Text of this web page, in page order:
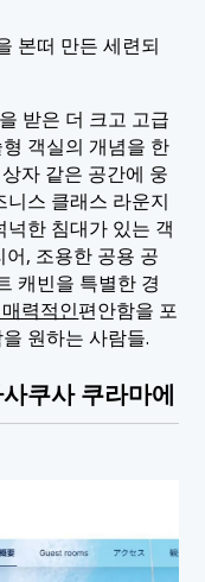
본떠 만든 세련되
받은 더 크고 고급
객실의 개념을 한
자 같은 공간에 웅
스 클래스 라운지
한 침대가 있는 객
, 조용한 공용 공
캐빈을 특별한 경
력적인편안함을 포
원하는 사람들.
쿠사 쿠라마에